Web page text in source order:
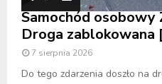
Samochód osobowy
Droga zablokowana
7 sierpnia 2026
Do tego zdarzenia doszło na